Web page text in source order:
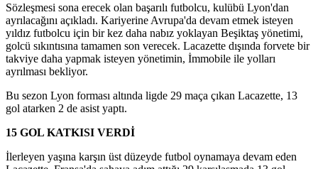
Sözleşmesi sona erecek olan başarılı futbolcu, kulübü Lyon'dan
ayrılacağını açıkladı. Kariyerine Avrupa'da devam etmek isteyen
yıldız futbolcu için bir kez daha nabız yoklayan Beşiktaş yönetimi,
golcü sıkıntısına tamamen son verecek. Lacazette dışında forvete bir
takviye daha yapmak isteyen yönetimin, İmmobile ile yolları
ayrılması bekliyor.
Bu sezon Lyon forması altında ligde 29 maça çıkan Lacazette, 13
gol atarken 2 de asist yaptı.
15 GOL KATKISI VERDİ
İlerleyen yaşına karşın üst düzeyde futbol oynamaya devam eden